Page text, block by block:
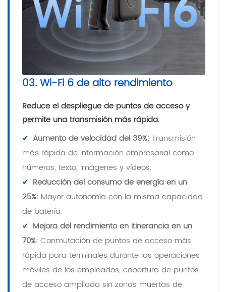
03. Wi-Fi 6 de alto rendimiento
Reduce el despliegue de puntos de acceso y
permite una transmisión más rápida.
✔ Aumento de velocidad del 39%: Transmisión
más rápida de información empresarial como
números, texto, imágenes y vídeos.
✔ Reducción del consumo de energía en un
25%: Mayor autonomía con la misma capacidad
de batería.
✔ Mejora del rendimiento en itinerancia en un
70%: Conmutación de puntos de acceso más
rápida para terminales durante las operaciones
móviles de los empleados, cobertura de puntos
de acceso ampliada sin zonas muertas de